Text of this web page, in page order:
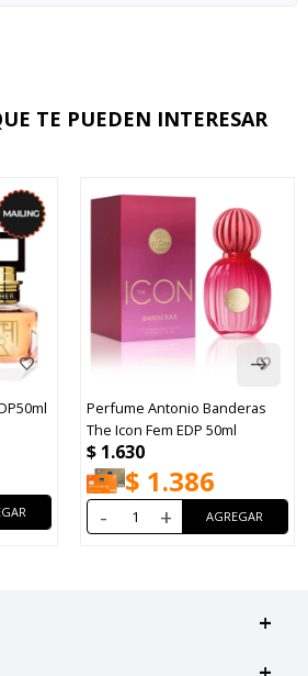
TE PUEDEN INTERESAR
Perfume Antonio Banderas
The Icon Fem EDP 50ml
$ 1.630
$ 1.386
- +